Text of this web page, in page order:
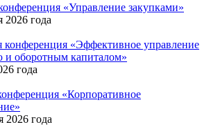
«Управление закупками»
2026 года
конференция «Эффективное управление
и оборотным капиталом»
года
«Корпоративное
2026 года